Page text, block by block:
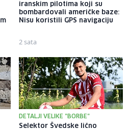
iranskim pilotima koji su
bombardovali američke baze:
Nisu koristili GPS navigaciju
2 sata
DETALJI VELIKE "BORBE"
Selektor Švedske lično